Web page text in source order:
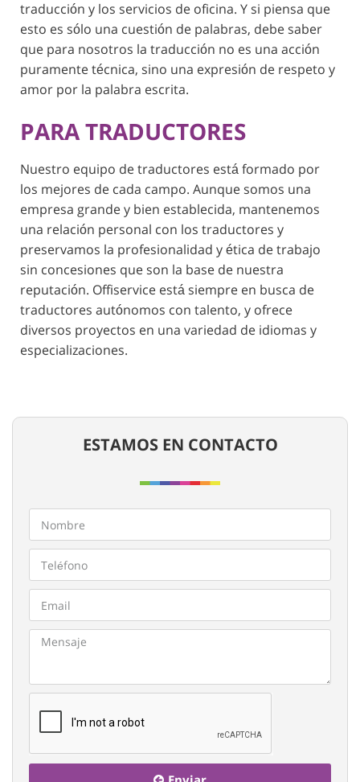
traducción y los servicios de oficina. Y si piensa que
esto es sólo una cuestión de palabras, debe saber
que para nosotros la traducción no es una acción
puramente técnica, sino una expresión de respeto y
amor por la palabra escrita.
PARA TRADUCTORES
Nuestro equipo de traductores está formado por
los mejores de cada campo. Aunque somos una
empresa grande y bien establecida, mantenemos
una relación personal con los traductores y
preservamos la profesionalidad y ética de trabajo
sin concesiones que son la base de nuestra
reputación. Offiservice está siempre en busca de
traductores autónomos con talento, y ofrece
diversos proyectos en una variedad de idiomas y
especializaciones.
ESTAMOS EN CONTACTO